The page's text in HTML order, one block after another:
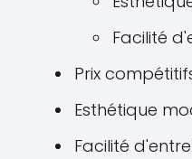
Facilité
Prix
Esthétique
Facilité